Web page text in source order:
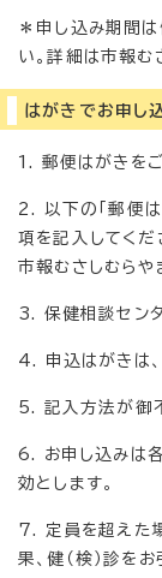
＊申し込み期間は
い。詳細は市報む
はがきでお申し
1. 郵便はがきを
2. 以下の「郵便
項を記入してくだ
市報むさしむらや
3. 保健相談セン
4. 申込はがきは
5. 記入方法が御
6. お申し込みは
効とします。
7. 定員を超えた
果、健（検）診を